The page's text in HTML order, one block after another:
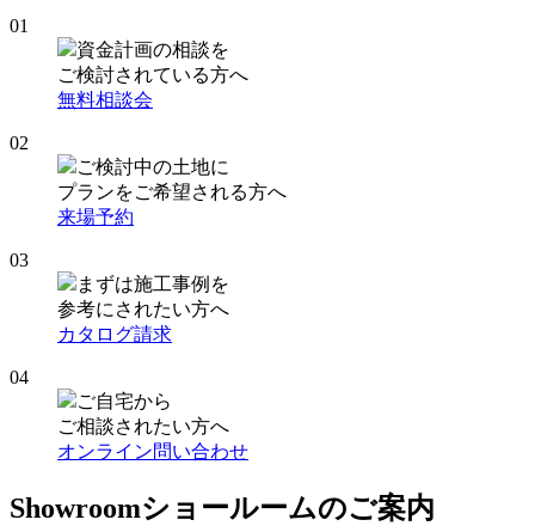
01
資金計画の相談を
ご検討されている方へ
無料相談会
02
ご検討中の土地に
プランをご希望される方へ
来場予約
03
まずは施工事例を
参考にされたい方へ
カタログ請求
04
ご自宅から
ご相談されたい方へ
オンライン問い合わせ
Showroomショールームのご案内